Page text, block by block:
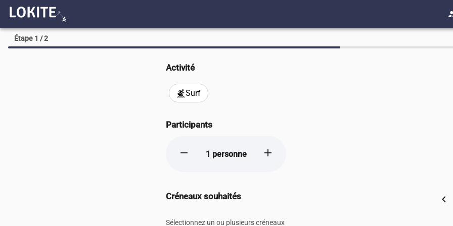
Étape 1 / 2
Activité
surfingSurf
Participants
remove 1 personne add
Créneaux souhaités chevron_left
Sélectionnez un ou plusieurs créneaux